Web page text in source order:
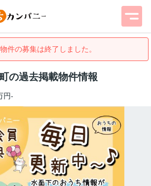
件の募集は終了しました。
の過去掲載物件情報
円-